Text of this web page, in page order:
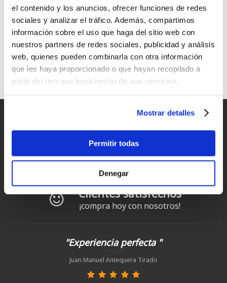
el contenido y los anuncios, ofrecer funciones de redes
sociales y analizar el tráfico. Además, compartimos
información sobre el uso que haga del sitio web con
nuestros partners de redes sociales, publicidad y análisis
web, quienes pueden combinarla con otra información
que les haya proporcionado o que hayan recopilado a
partir del uso que haya hecho de sus servicios.
Mostrar detalles
Permitir todas
Denegar
Innovación y calidad
Tablas, remos, complementos, ropa y accesorios, para los
amantes del SUP.
Entregas rápidas
para España y Portugal
Devoluciones
hasta 14 días naturales
Clientes satisfechos
¡compra hoy con nosotros!
"Experiencia perfecta "
Juan Manuel Antequera Tirado